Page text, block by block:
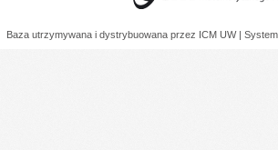
Baza utrzymywana i dystrybuowana przez ICM UW |